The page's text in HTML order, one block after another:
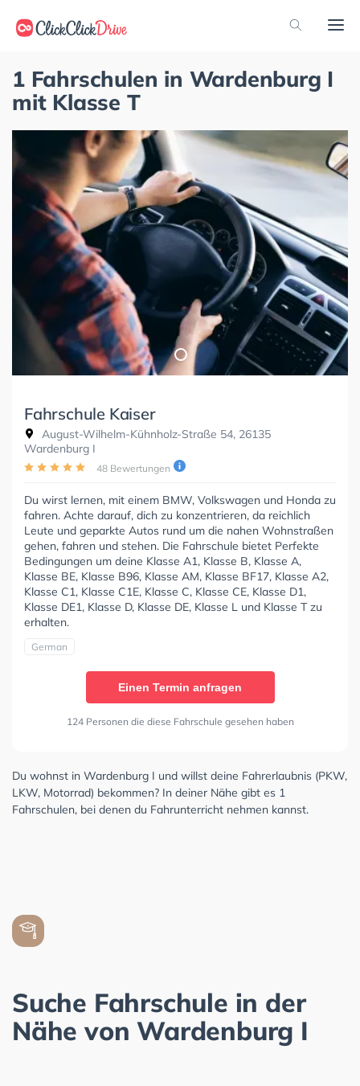
1 Fahrschulen in Wardenburg I
mit Klasse T
Fahrschule Kaiser
August-Wilhelm-Kühnholz-Straße 54, 26135
Wardenburg I
48 Bewertungen
Du wirst lernen, mit einem BMW, Volkswagen und Honda zu
fahren. Achte darauf, dich zu konzentrieren, da reichlich
Leute und geparkte Autos rund um die nahen Wohnstraßen
gehen, fahren und stehen. Die Fahrschule bietet Perfekte
Bedingungen um deine Klasse A1, Klasse B, Klasse A,
Klasse BE, Klasse B96, Klasse AM, Klasse BF17, Klasse A2,
Klasse C1, Klasse C1E, Klasse C, Klasse CE, Klasse D1,
Klasse DE1, Klasse D, Klasse DE, Klasse L und Klasse T zu
erhalten.
German
Einen Termin anfragen
124 Personen die diese Fahrschule gesehen haben
Du wohnst in Wardenburg I und willst deine Fahrerlaubnis (PKW,
LKW, Motorrad) bekommen? In deiner Nähe gibt es 1
Fahrschulen, bei denen du Fahrunterricht nehmen kannst.
Suche Fahrschule in der
Nähe von Wardenburg I